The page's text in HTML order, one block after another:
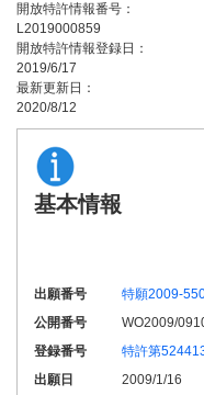
開放特許情報番号：
L2019000859
開放特許情報登録日：
2019/6/17
最新更新日：
2020/8/12
基本情報
出願番号
特願2009-
公開番号
WO2009/
登録番号
特許第
出願日
2009/1/16